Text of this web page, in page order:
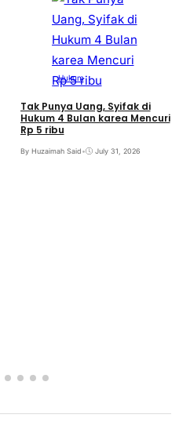
Hukum
Tak Punya Uang, Syifak di
Hukum 4 Bulan karea Mencuri
Rp 5 ribu
By Huzaimah Said• July 31, 2026